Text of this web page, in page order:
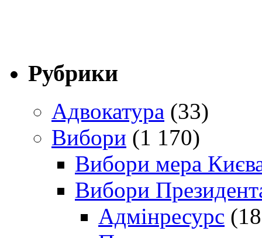
Рубрики
Адвокатура (33)
Вибори (1 170)
Вибори мера
Вибори
Адмінресурс